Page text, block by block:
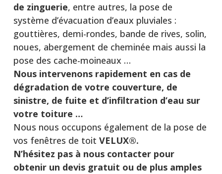
de zinguerie, entre autres, la pose de
système d’évacuation d’eaux pluviales :
gouttières, demi-rondes, bande de rives, solin,
noues, abergement de cheminée mais aussi la
pose des cache-moineaux …
Nous intervenons rapidement en cas de
dégradation de votre couverture, de
sinistre, de fuite et d’infiltration d’eau sur
votre toiture …
Nous nous occupons également de la pose de
vos fenêtres de toit VELUX®.
N’hésitez pas à nous contacter pour
obtenir un devis gratuit ou de plus amples